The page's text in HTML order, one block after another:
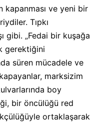
kapanması ve yeni bir
Tıpkı
gibi. „Fedai bir kuşağa
gerektiğini
süren mücadele ve
marksizim
boy
bir öncülüğü red
ortaklaşarak